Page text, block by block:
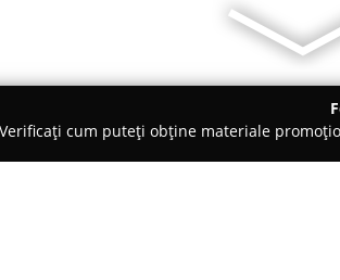
Verificați cum puteți obține materiale